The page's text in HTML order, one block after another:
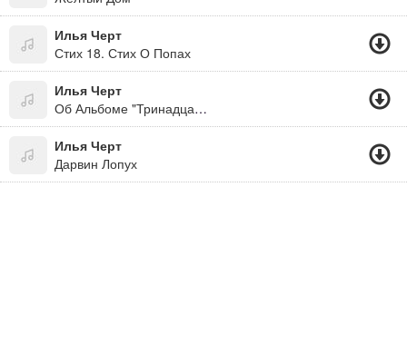
Илья Черт
Стих 18. Стих О Попах
Илья Черт
Об Альбоме "Тринадцатый"
Илья Черт
Дарвин Лопух